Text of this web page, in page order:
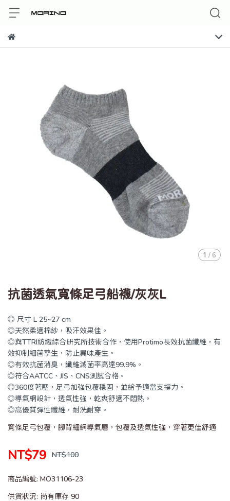
1 / 6
抗菌透氣寬條足弓船襪/灰灰L
◎ 尺寸 L 25~27 cm
◎天然柔適棉紗，吸汗效果佳。
◎與TTRI紡織綜合研究所技術合作，使用Protimo長效抗菌纖維，有
效抑制細菌孳生，防止異味產生。
◎有效抗菌消臭，纖維滅菌率高達99.9%。
◎符合AATCC、JIS、CNS測試合格。
◎360度著壓，足弓加強包覆穩固，並給予適當支撐力。
◎導氣網設計，透氣性強，乾爽舒適不悶熱。
◎高優質彈性纖維，耐洗耐穿。
寬條足弓包覆，腳背細網導氣層，包覆及透氣性強，穿著更佳舒適
NT$79 NT$100
商品編號: MO31106-23
供貨狀況: 尚有庫存 90